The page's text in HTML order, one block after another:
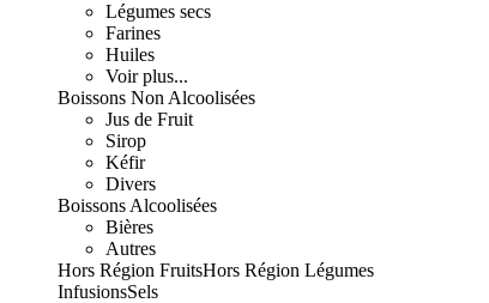
Légumes secs
Farines
Huiles
Voir plus...
Boissons Non Alcoolisées
Jus de Fruit
Sirop
Kéfir
Divers
Boissons Alcoolisées
Bières
Autres
Hors Région FruitsHors Région Légumes
InfusionsSels